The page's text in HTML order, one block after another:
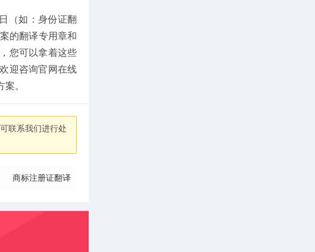
（如：身份证翻
的翻译专用章和
您可以拿着这些
迎咨询官网在线
。
联系我们进行处
商标注册证翻译